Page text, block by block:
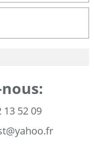
13 52 09